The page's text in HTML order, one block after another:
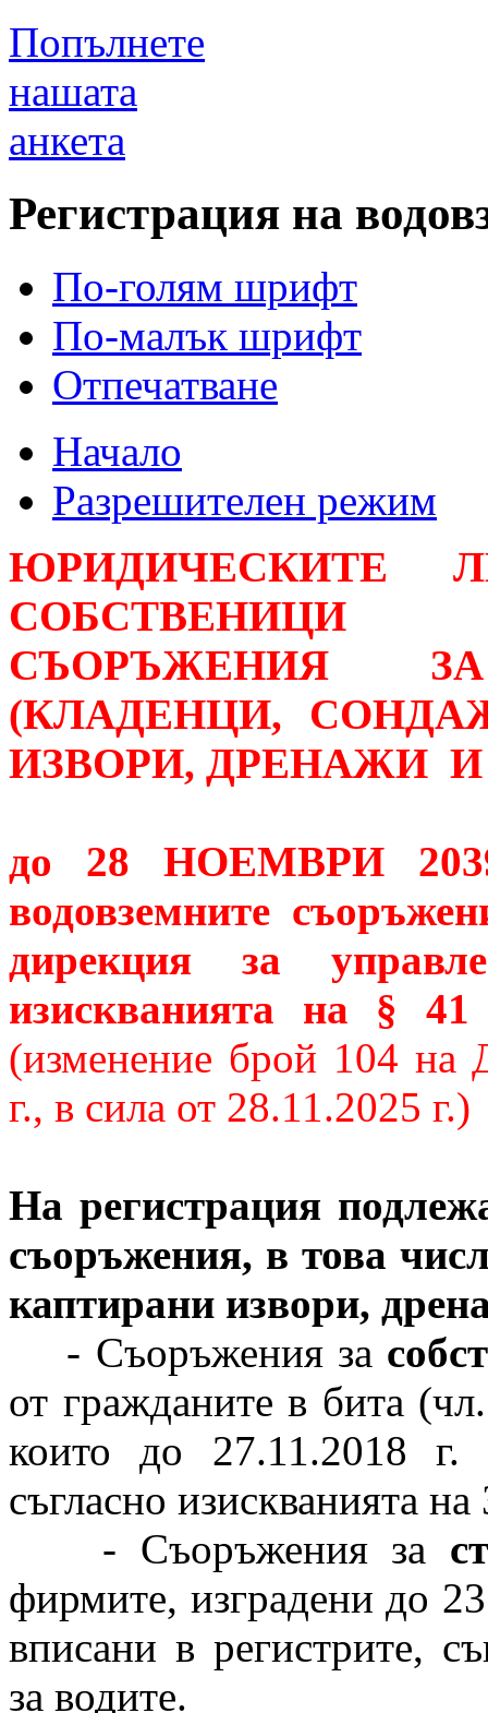
Попълнете
нашата
анкета
Регистрация на
По-голям шрифт
По-малък шрифт
Отпечатване
Начало
Разрешителен режим
ЮРИДИЧЕСКИТЕ
СЪОРЪЖЕНИЯ
(КЛАДЕНЦИ,
ИЗВОРИ, ДРЕНАЖИ И
до 28 НОЕМВРИ 2039
водовземните
дирекция за
изискванията на §
(изменение брой 104 на
г., в сила от 28.11.2025 г.)
На регистрация
съоръжения, в това
каптирани извори,
- Съоръжения за
от гражданите в бита
които до 27.11.2018 г.
съгласно изискванията на
- Съоръжения за
фирмите, изградени до
вписани в регистрите,
за водите.